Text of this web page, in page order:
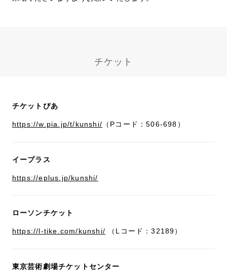
チケット
チケットぴあ
https://w.pia.jp/t/kunshi/ （Pコード：506-698）
イープラス
https://eplus.jp/kunshi/
ローソンチケット
https://l-tike.com/kunshi/ （Lコード：32189）
東京芸術劇場チケットセンター